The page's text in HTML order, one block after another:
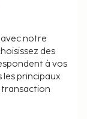
(SAW) - 42,4
incluent un
une
disponible
notre
des
à vos
les principaux
transaction